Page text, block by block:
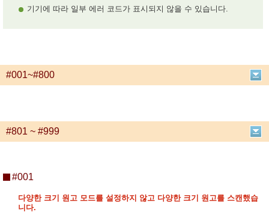
기기에 따라 일부 에러 코드가 표시되지 않을 수 있습니다.
#001~#800
#801 ~ #999
#001
다양한 크기 원고 모드를 설정하지 않고 다양한 크기 원고를 스캔했습
니다.